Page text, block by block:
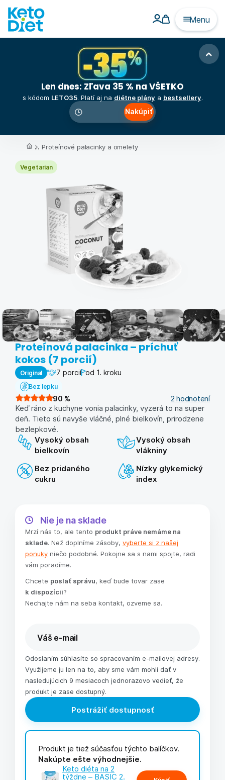
Menu
Len dnes: Zľava 35 % na VŠETKO
s kódom LETO35. Platí aj na diétne plány a bestsellery.
Nakúpiť
... Proteínové palacinky a omelety
Vegetarian
Proteínová palacinka – príchuť
kokos (7 porcií)
Original 7 porcií od 1. kroku
Bez lepku
90 % 2 hodnotení
Keď ráno z kuchyne vonia palacinky, vyzerá to na super
deň. Tieto sú navyše vláčné, plné bielkovín, prirodzene
bezlepkové.
Vysoký obsah
bielkovín
Vysoký obsah
vlákniny
Bez pridaného
cukru
Nízky glykemický
index
Nie je na sklade
Mrzí nás to, ale tento produkt práve nemáme na
sklade. Než doplníme zásoby, vyberte si z našej
ponuky niečo podobné. Pokojne sa s nami spojte, radi
vám poradíme.
Chcete poslať správu, keď bude tovar zase
k dispozícii?
Nechajte nám na seba kontakt, ozveme sa.
Odoslaním súhlasíte so spracovaním e-mailovej adresy.
Využijeme ju len na to, aby sme vám mohli dať v
nasledujúcich 9 mesiacoch jednorazovo vedieť, že
produkt je zase dostupný.
Postrážiť dostupnosť
Produkt je tiež súčasťou týchto balíčkov.
Nakúpte ešte výhodnejšie.
Keto diéta na 2
týždne – BASIC 2.